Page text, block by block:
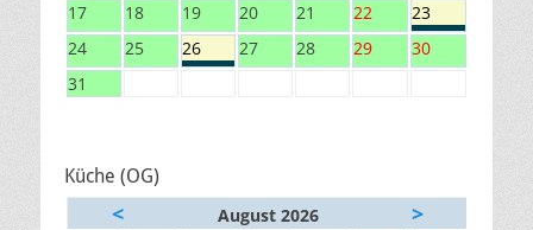
17
18 19 20 21 22
23
24
25 26 27 28 29
30
31
Küche (OG)
< August 2026 >